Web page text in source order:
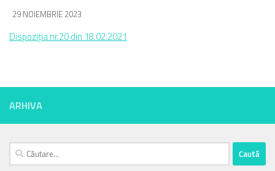
DE ·
29 NOIEMBRIE 2023
Dispoziția nr.20 din 18.02.2021
ARHIVA
Caută
după: